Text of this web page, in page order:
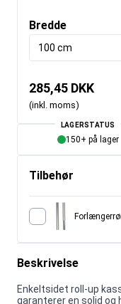
Bredde
100 cm
285,45 DKK
(inkl. moms)
LAGERSTATUS
150+ på lager
Tilbehør
Beskrivelse
Enkeltsidet roll-up
garanterer en solid og